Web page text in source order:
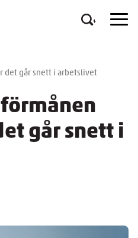
det går snett i arbetslivet
går snett i